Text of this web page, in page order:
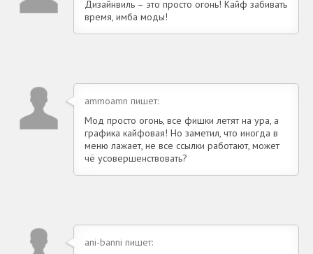
Дизайнвиль – это просто огонь! Кайф забивать
время, имба моды!
ammoamn пишет:
Мод просто огонь, все фишки летят на ура, а
графика кайфовая! Но заметил, что иногда в
меню лажает, не все ссылки работают, может
чё усовершенствовать?
ani-banni пишет: